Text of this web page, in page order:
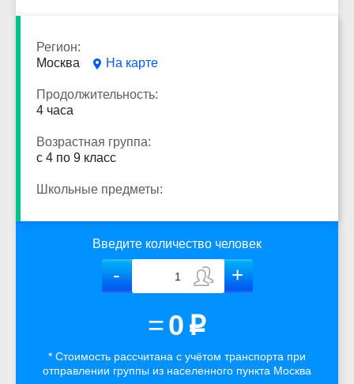
Регион:
Москва
На карте
Продолжительность:
4 часа
Возрастная группа:
с 4 по 9 класс
Школьные предметы:
Введите количество человек
=0 p
* Стоимость рассчитана с учётом транспорта при
отправлении группы из населенного пункта Москва